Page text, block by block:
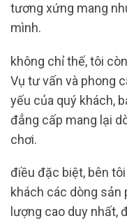
tương xứng mang
mình.
không chỉ thế, tôi
Vụ tư vấn và phong
yếu của quý khách,
đẳng cấp mang lại
chơi.
điều đặc biệt, bên
khách các dòng sản
lượng cao duy nhất,